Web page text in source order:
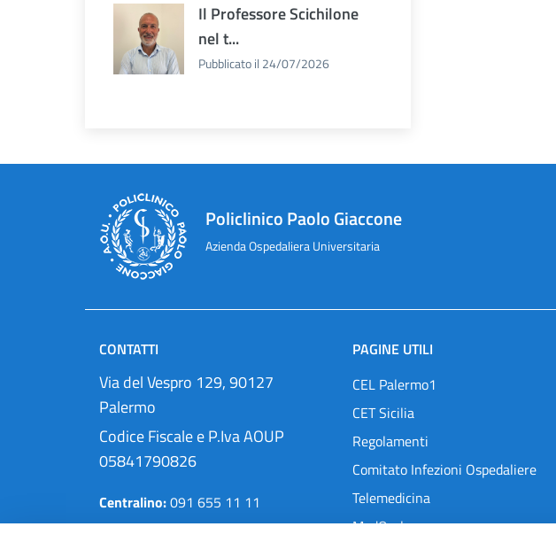
Il Professore Scichilone
nel t...
Pubblicato il 24/07/2026
Policlinico Paolo Giaccone
Azienda Ospedaliera Universitaria
CONTATTI
Via del Vespro 129, 90127
Palermo
Codice Fiscale e P.Iva AOUP
05841790826
Centralino:091 655 11 11
Pec:protocollo@cert.policlinico.pa.it
PAGINE UTILI
CEL Palermo1
CET Sicilia
Regolamenti
Comitato Infezioni Ospedaliere
Telemedicina
MedOral